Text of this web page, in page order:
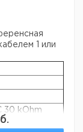
1 или
30 kOhm
120 мм/12 мм